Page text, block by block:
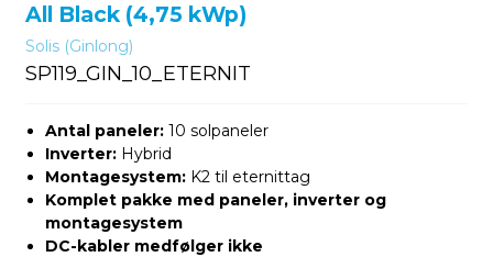
All Black (4,75 kWp)
Solis (Ginlong)
SP119_GIN_10_ETERNIT
Antal paneler:10 solpaneler
Inverter:Hybrid
Montagesystem:K2 til eternittag
Komplet pakke med paneler, inverter og
montagesystem
DC-kabler medfølger ikke